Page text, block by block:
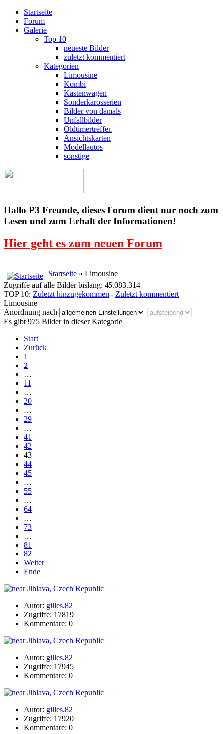
Startseite
Forum
Galerie
Top 10
neueste Bilder
zuletzt kommentiert
Kategorien
Limousine
Kombi
Kastenwagen
Sonderkarosserien
Bilder von damals
Unfallbilder
Oldtimertreffen
Ansichtskarten
Modellautos
sonstige
Hallo P3 Freunde, dieses Forum dient nur noch zum
Lesen und zum Erhalt der Informationen!
Hier geht es zum neuen Forum
Startseite » Limousine
Zugriffe auf alle Bilder bislang: 45.083.314
TOP 10: Zuletzt hinzugekommen - Zuletzt kommentiert
Limousine
Anordnung nach
Es gibt 975 Bilder in dieser Kategorie
Start
Zurück
1
2
…
11
…
20
…
29
…
41
42
43
44
45
…
55
…
64
…
73
…
81
82
Weiter
Ende
Autor: gilles.82
Zugriffe: 17819
Kommentare: 0
Autor: gilles.82
Zugriffe: 17945
Kommentare: 0
Autor: gilles.82
Zugriffe: 17920
Kommentare: 0